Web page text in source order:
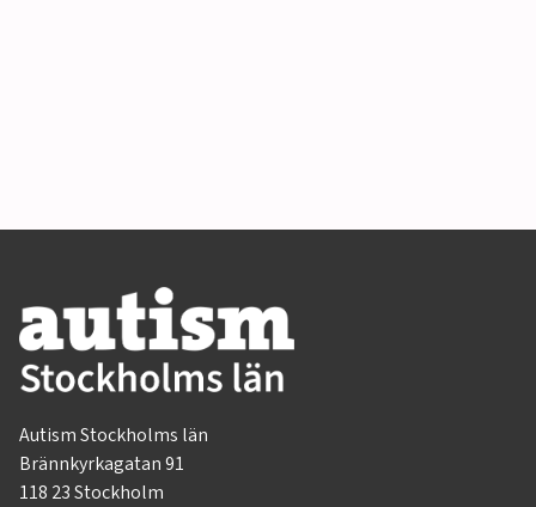
Autism Stockholms län
Brännkyrkagatan 91
118 23 Stockholm